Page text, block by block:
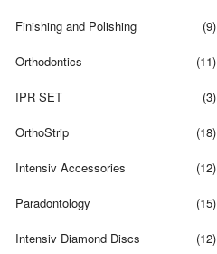
Finishing and Polishing (9)
Orthodontics (11)
IPR SET (3)
OrthoStrip (18)
Intensiv Accessories (12)
Paradontology (15)
Intensiv Diamond Discs (12)